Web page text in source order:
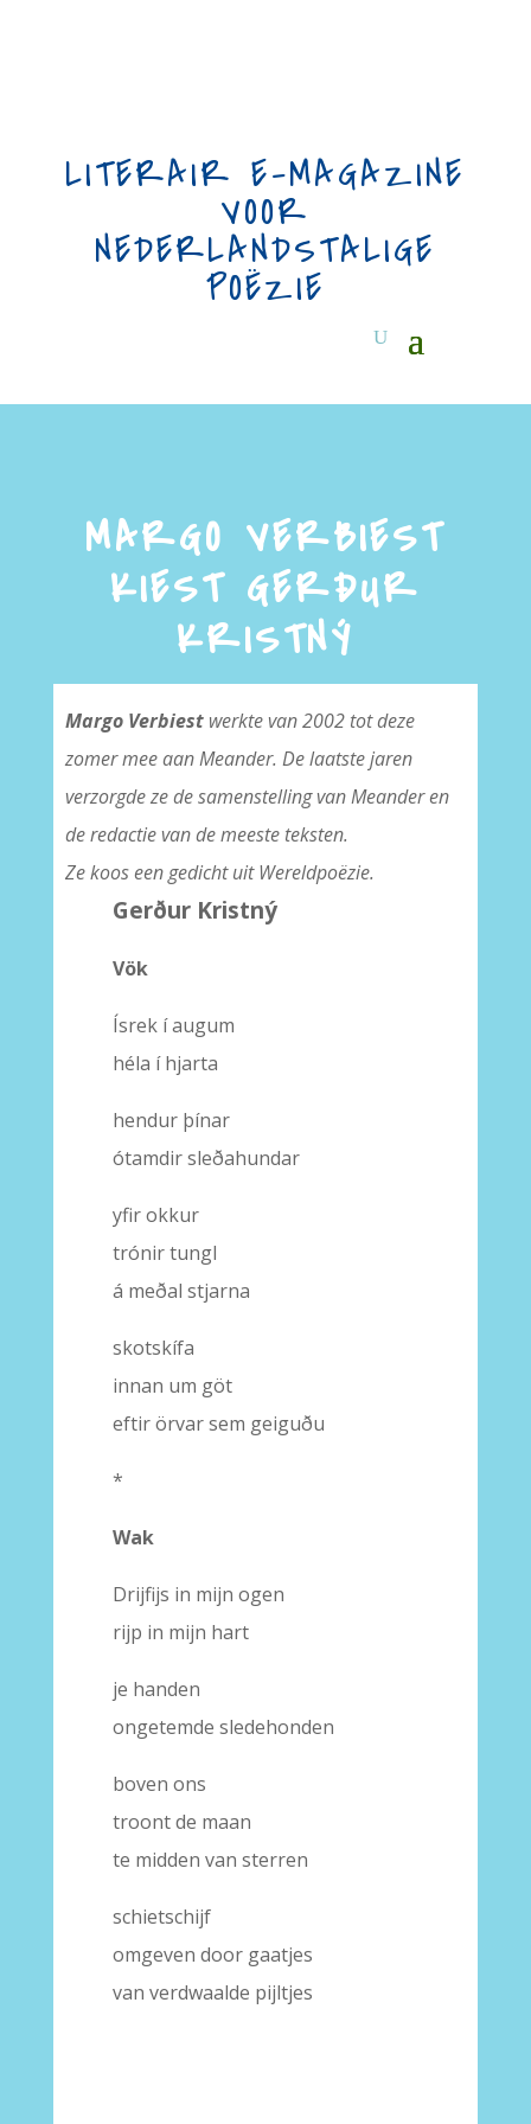
LITERAIR E-MAGAZINE
VOOR
NEDERLANDSTALIGE
POËZIE
MARGO VERBIEST
KIEST GERÐUR
KRISTNÝ
Margo Verbiest werkte van 2002 tot deze
zomer mee aan Meander. De laatste jaren
verzorgde ze de samenstelling van Meander en
de redactie van de meeste teksten.
Ze koos een gedicht uit Wereldpoëzie.
Gerður Kristný
Vök
Ísrek í augum
héla í hjarta
hendur þínar
ótamdir sleðahundar
yfir okkur
trónir tungl
á meðal stjarna
skotskífa
innan um göt
eftir örvar sem geiguðu
*
Wak
Drijfijs in mijn ogen
rijp in mijn hart
je handen
ongetemde sledehonden
boven ons
troont de maan
te midden van sterren
schietschijf
omgeven door gaatjes
van verdwaalde pijltjes